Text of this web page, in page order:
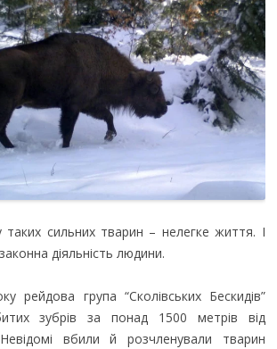
таких сильних тварин – нелегке життя. І
діяльність людини.
рейдова група “Сколівських Бескидів”
зубрів за понад 1500 метрів від
вбили й розчленували тварин